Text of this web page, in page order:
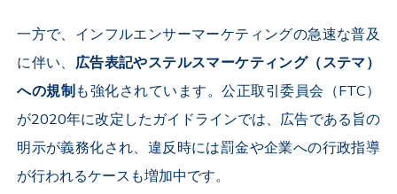
一方で、インフルエンサーマーケティングの急速な普及
に伴い、 広告表記やステルスマーケティング（ステマ）
への規制も強化されています。公正取引委員会（FTC）
が2020年に改定したガイドラインでは、広告である旨の
明示が義務化され、違反時には罰金や企業への行政指導
が行われるケースも増加中です。